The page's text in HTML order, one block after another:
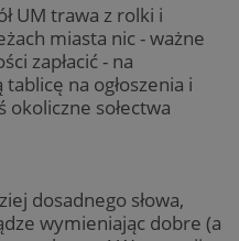
UM trawa z rolki i
miasta nic - ważne
zapłacić - na
na ogłoszenia i
sołectwa
dosadnego słowa,
wymieniając dobre (a